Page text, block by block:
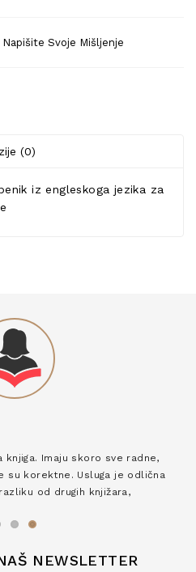
Napišite Svoje Mišljenje
(0)
iz engleskoga jezika za
knjiga. Imaju skoro sve radne,
su korektne. Usluga je odlična
od drugih knjižara,
NEWSLETTER